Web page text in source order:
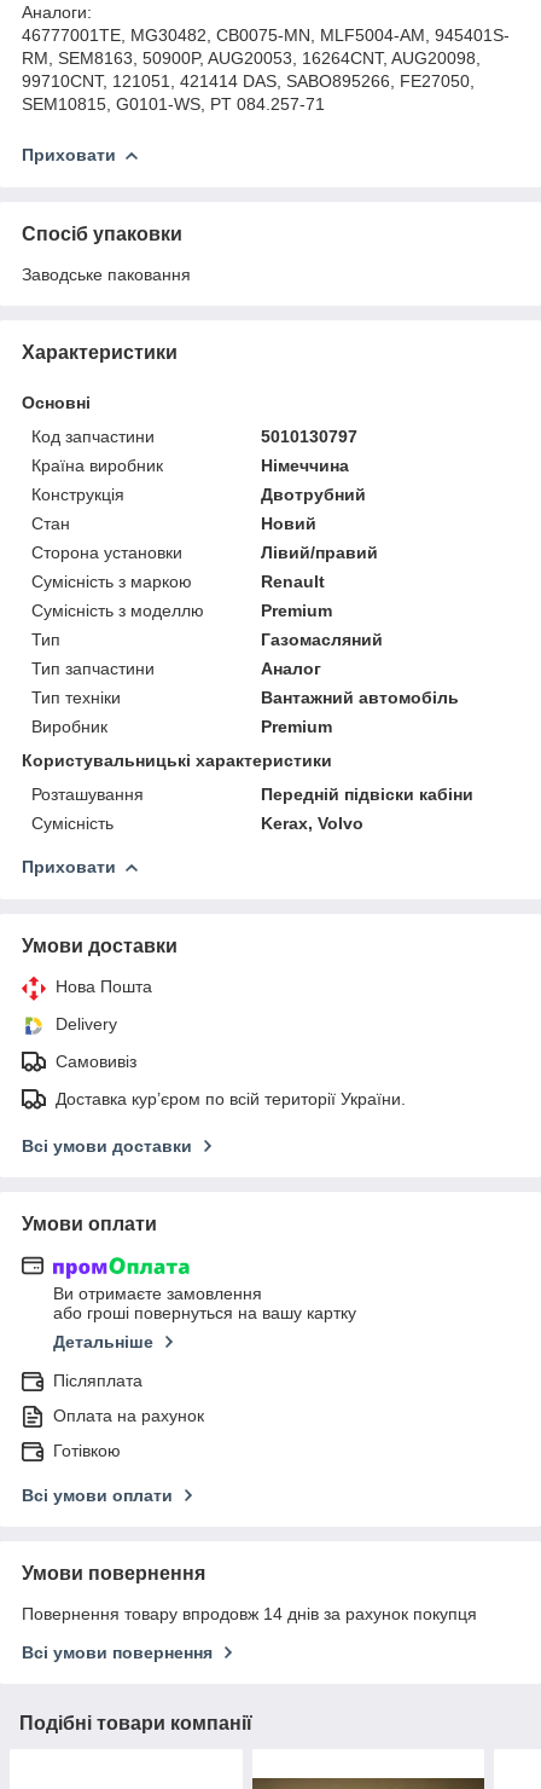
Аналоги:
46777001TE, MG30482, CB0075-MN, MLF5004-AM, 945401S-
RM, SEM8163, 50900P, AUG20053, 16264CNT, AUG20098,
99710CNT, 121051, 421414 DAS, SABO895266, FE27050,
SEM10815, G0101-WS, PT 084.257-71
Приховати
Спосіб упаковки
Заводське паковання
Характеристики
Основні
Код запчастини
5010130797
Країна виробник
Німеччина
Конструкція
Двотрубний
Стан
Новий
Сторона установки
Лівий/правий
Сумісність з маркою
Renault
Сумісність з моделлю
Premium
Тип
Газомасляний
Тип запчастини
Аналог
Тип техніки
Вантажний автомобіль
Виробник
Premium
Користувальницькі характеристики
Розташування
Передній підвіски кабіни
Сумісність
Kerax, Volvo
Приховати
Умови доставки
Нова Пошта
Delivery
Самовивіз
Доставка кур’єром по всій території України.
Всі умови доставки
Умови оплати
Ви отримаєте замовлення
або гроші повернуться на вашу картку
Детальніше
Післяплата
Оплата на рахунок
Готівкою
Всі умови оплати
Умови повернення
Повернення товару впродовж 14 днів за рахунок покупця
Всі умови повернення
Подібні товари компанії